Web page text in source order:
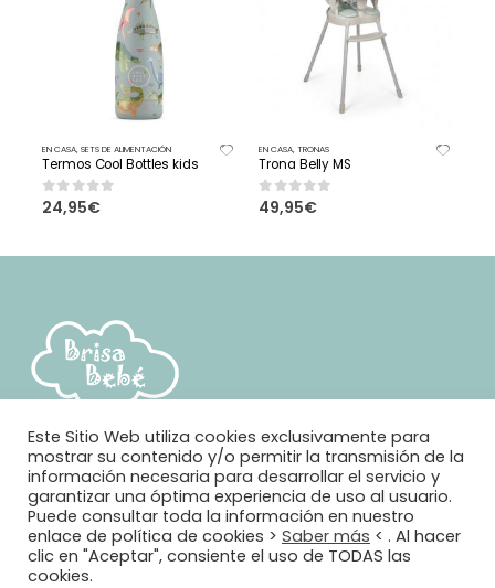
EN CASA,SETS DE ALIMENTACIÓN
Termos Cool Bottles kids
0out of 5
24,95€
EN CASA,TRONAS
Trona Belly MS
0out of 5
49,95€
© Brisa Bebé. 2021. Todos los derechos reservados. Diseño y
Este Sitio Web utiliza cookies exclusivamente para
mostrar su contenido y/o permitir la transmisión de la
información necesaria para desarrollar el servicio y
garantizar una óptima experiencia de uso al usuario.
Puede consultar toda la información en nuestro
enlace de política de cookies > Saber más < . Al hacer
clic en "Aceptar", consiente el uso de TODAS las
cookies.